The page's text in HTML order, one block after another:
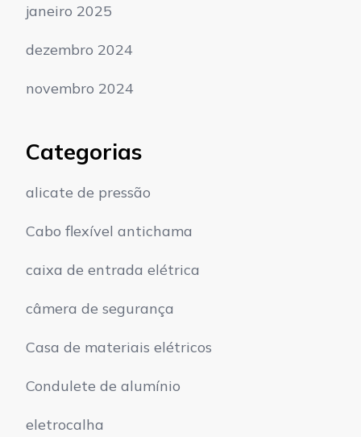
janeiro 2025
dezembro 2024
novembro 2024
Categorias
alicate de pressão
Cabo flexível antichama
caixa de entrada elétrica
câmera de segurança
Casa de materiais elétricos
Condulete de alumínio
eletrocalha